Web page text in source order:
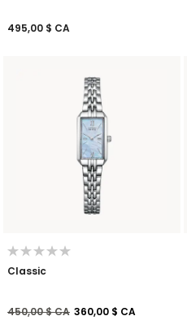
495,00 $ CA
Classic
Prix réduit de
450,00 $ CAà360,00 $ CA